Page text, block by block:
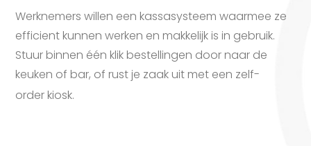
Werknemers willen een kassasysteem waarmee ze
efficient kunnen werken en makkelijk is in gebruik.
Stuur binnen één klik bestellingen door naar de
keuken of bar, of rust je zaak uit met een zelf-
order kiosk.